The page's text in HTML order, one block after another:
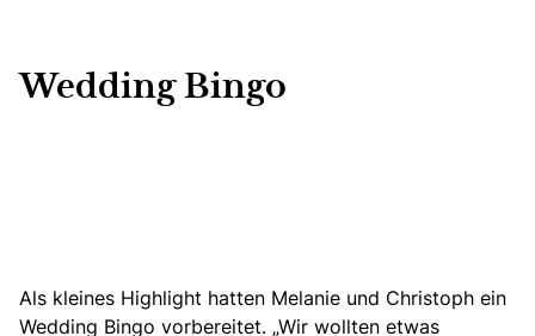
Wedding Bingo
Als kleines Highlight hatten Melanie und Christoph ein
Wedding Bingo vorbereitet. „Wir wollten etwas